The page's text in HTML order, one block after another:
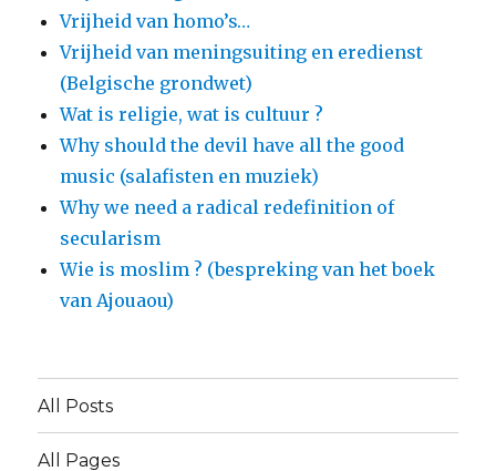
Vrijheid van homo’s…
Vrijheid van meningsuiting en eredienst
(Belgische grondwet)
Wat is religie, wat is cultuur ?
Why should the devil have all the good
music (salafisten en muziek)
Why we need a radical redefinition of
secularism
Wie is moslim ? (bespreking van het boek
van Ajouaou)
All Posts
All Pages